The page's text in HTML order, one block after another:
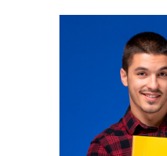
Promociones
Contacto